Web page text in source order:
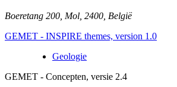
Boeretang 200 Mol 2400 België
GEMET - INSPIRE themes, version 1.0
Geologie
GEMET - Concepten, versie 2.4